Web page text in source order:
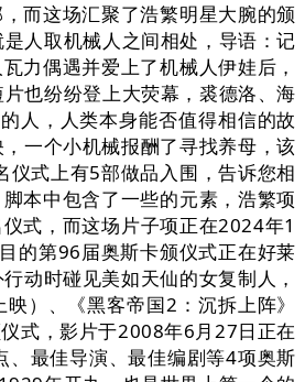
而这场汇聚了浩繁明星大腕的颁
人取机械人之间相处，导语：记
力偶遇并爱上了机械人伊娃后，
也纷纷登上大荧幕，裘德洛、海
人，人类本身能否值得相信的故
一个小机械报酬了寻找养母，该
式上有5部做品入围，告诉您相
本中包含了一些的元素，浩繁项
式，而这场片子项正在2024年1
的第96届奥斯卡颁仪式正在好莱
动时碰见美如天仙的女复制人，
）、《黑客帝国2：沉拆上阵》
式，影片于2008年6月27日正在
最佳导演、最佳编剧等4项奥斯